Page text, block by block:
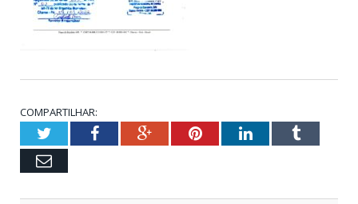
COMPARTILHAR:
TwitterFacebookGoogle+PinterestLinkedInTumblr
Email